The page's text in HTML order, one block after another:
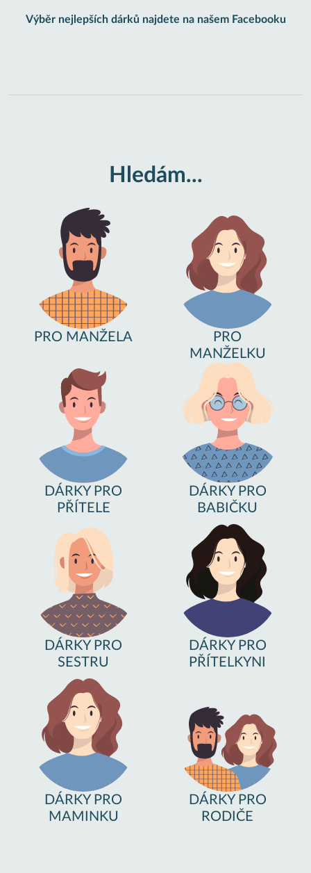
Výběr nejlepších dárků najdete na našem Facebooku
Hledám...
PRO MANŽELA
PRO
MANŽELKU
DÁRKY PRO
PŘÍTELE
DÁRKY PRO
BABIČKU
DÁRKY PRO
SESTRU
DÁRKY PRO
PŘÍTELKYNI
DÁRKY PRO
MAMINKU
DÁRKY PRO
RODIČE